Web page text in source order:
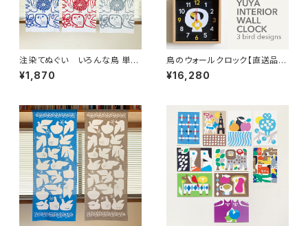
注染てぬぐい いろんな鳥 単色
ver.【残り僅か】
¥1,870
鳥のウォールクロック【直送品・
他商品と同梱不可】
¥16,280